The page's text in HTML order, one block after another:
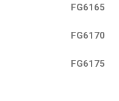
FG6165
FG6170
FG6175